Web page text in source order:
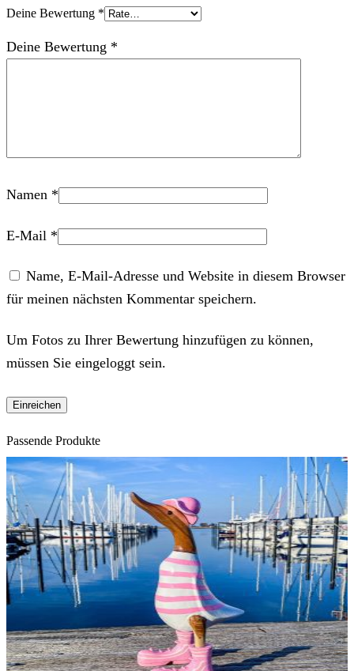
Deine Bewertung *
Deine Bewertung *
Namen *
E-Mail *
Name, E-Mail-Adresse und Website in diesem Browser
für meinen nächsten Kommentar speichern.
Um Fotos zu Ihrer Bewertung hinzufügen zu können,
müssen Sie eingeloggt sein.
Passende Produkte